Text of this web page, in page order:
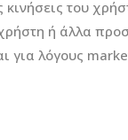
του
ή άλλα
λόγους